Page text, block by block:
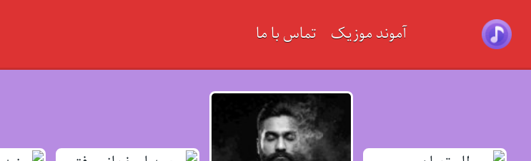
آموند موزیک تماس با ما